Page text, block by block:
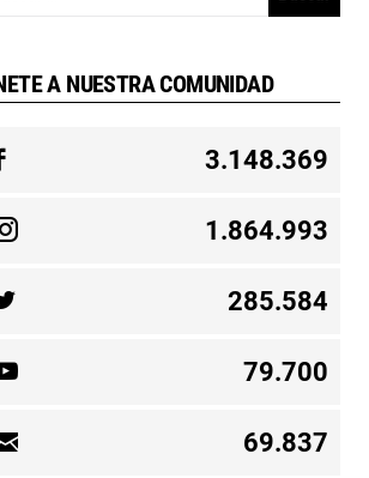
A NUESTRA COMUNIDAD
3.148.369
1.864.993
285.584
79.700
69.837